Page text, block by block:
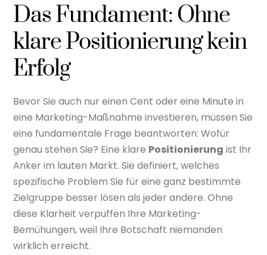
Das Fundament: Ohne
klare Positionierung kein
Erfolg
Bevor Sie auch nur einen Cent oder eine Minute in
eine Marketing-Maßnahme investieren, müssen Sie
eine fundamentale Frage beantworten: Wofür
genau stehen Sie? Eine klare Positionierung ist Ihr
Anker im lauten Markt. Sie definiert, welches
spezifische Problem Sie für eine ganz bestimmte
Zielgruppe besser lösen als jeder andere. Ohne
diese Klarheit verpuffen Ihre Marketing-
Bemühungen, weil Ihre Botschaft niemanden
wirklich erreicht.